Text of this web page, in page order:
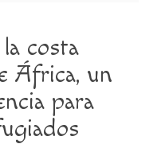
costa
África, un
para